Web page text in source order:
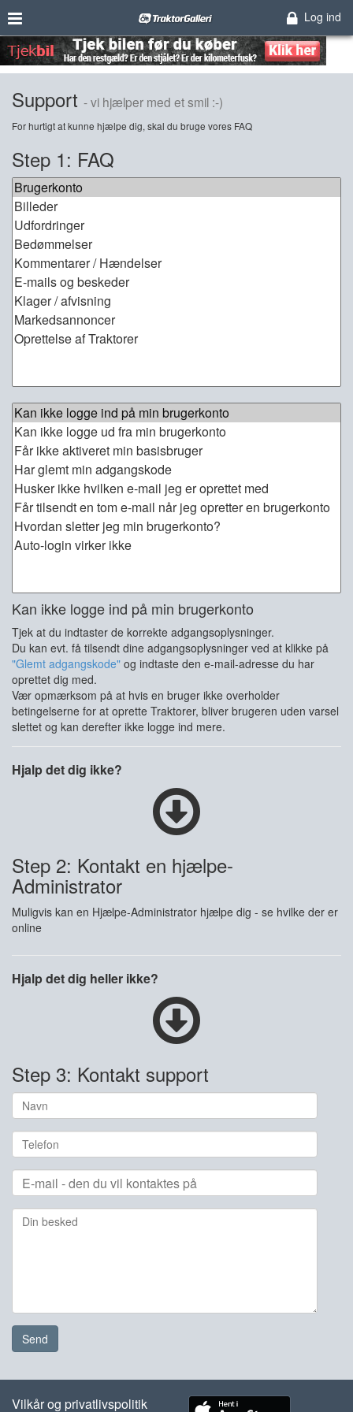
Log ind
Support - vi hjælper med et smil :-)
For hurtigt at kunne hjælpe dig, skal du bruge vores FAQ
Step 1: FAQ
Kan ikke logge ind på min brugerkonto
Tjek at du indtaster de korrekte adgangsoplysninger.
Du kan evt. få tilsendt dine adgangsoplysninger ved at klikke på
"Glemt adgangskode" og indtaste den e-mail-adresse du har
oprettet dig med.
Vær opmærksom på at hvis en bruger ikke overholder
betingelserne for at oprette Traktorer, bliver brugeren uden varsel
slettet og kan derefter ikke logge ind mere.
Hjalp det dig ikke?
Step 2: Kontakt en hjælpe-
Administrator
Muligvis kan en Hjælpe-Administrator hjælpe dig - se hvilke der er
online
Hjalp det dig heller ikke?
Step 3: Kontakt support
Send
Vilkår og privatlivspolitik